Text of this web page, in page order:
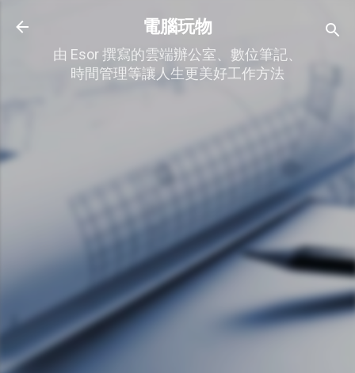
跳到主要內容
電腦玩物
由 Esor 撰寫的雲端辦公室、數位筆記、
時間管理等讓人生更美好工作方法